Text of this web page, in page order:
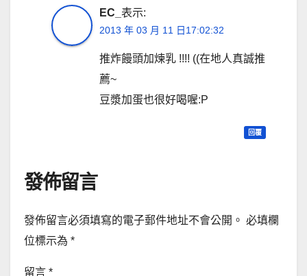
EC_ 表示:
2013 年 03 月 11 日17:02:32
推炸饅頭加煉乳 !!!! ((在地人真誠推
薦~
豆漿加蛋也很好喝喔:P
回覆
發佈留言
發佈留言必須填寫的電子郵件地址不會公開。 必填欄
位標示為 *
留言 *